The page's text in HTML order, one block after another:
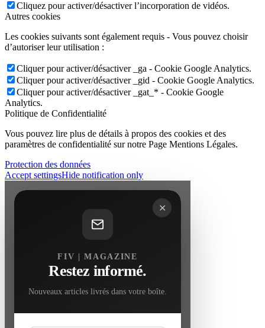
Cliquez pour activer/désactiver l’incorporation de vidéos.
Autres cookies
Les cookies suivants sont également requis - Vous pouvez choisir
d’autoriser leur utilisation :
Cliquer pour activer/désactiver _ga - Cookie Google Analytics.
Cliquer pour activer/désactiver _gid - Cookie Google Analytics.
Cliquer pour activer/désactiver _gat_* - Cookie Google
Analytics.
Politique de Confidentialité
Vous pouvez lire plus de détails à propos des cookies et des
paramètres de confidentialité sur notre Page Mentions Légales.
Protection des données
Accept settingsHide notification only
✕
FIV | MAGAZINE
Restez informé.
Nouveaux articles livrés dans votre boîte.